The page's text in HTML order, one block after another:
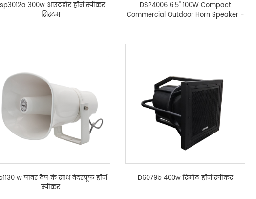
300w आउटडोर हॉर्न स्पीकर
सिस्टम
DSP4006 6.5'' 100W Compact
Commercial Outdoor Horn Speaker -
w पावर टैप के साथ वेदरप्रूफ हॉर्न
स्पीकर
D6079b 400w रिमोट हॉर्न स्पीकर